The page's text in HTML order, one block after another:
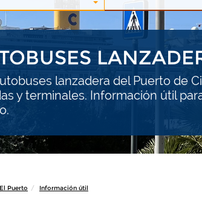
lanzadera del Puerto de
y terminales. Información útil
El Puerto Información útil